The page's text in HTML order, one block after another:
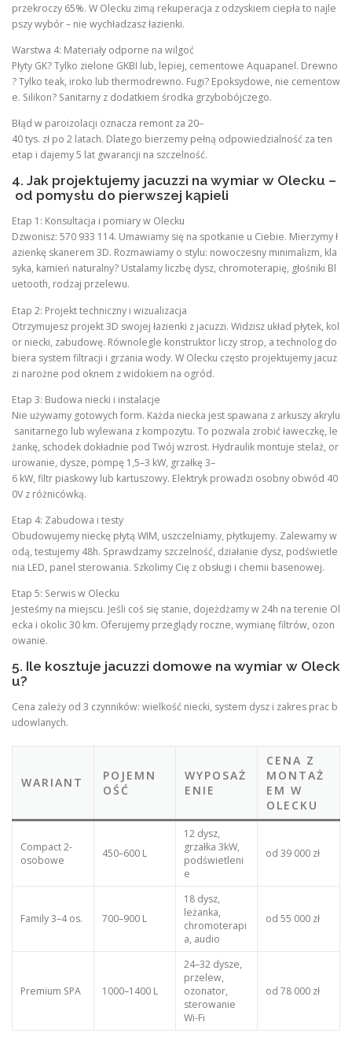
przekroczy 65%. W Olecku zimą rekuperacja z odzyskiem ciepła to najle
pszy wybór – nie wychładzasz łazienki.
Warstwa 4: Materiały odporne na wilgoć
Płyty GK? Tylko zielone GKBI lub, lepiej, cementowe Aquapanel. Drewno
? Tylko teak, iroko lub thermodrewno. Fugi? Epoksydowe, nie cementow
e. Silikon? Sanitarny z dodatkiem środka grzybobójczego.
Błąd w paroizolacji oznacza remont za 20–
40 tys. zł po 2 latach. Dlatego bierzemy pełną odpowiedzialność za ten
etap i dajemy 5 lat gwarancji na szczelność.
4. Jak projektujemy jacuzzi na wymiar w Olecku –
od pomysłu do pierwszej kąpieli
Etap 1: Konsultacja i pomiary w Olecku
Dzwonisz: 570 933 114. Umawiamy się na spotkanie u Ciebie. Mierzymy ł
azienkę skanerem 3D. Rozmawiamy o stylu: nowoczesny minimalizm, kla
syka, kamień naturalny? Ustalamy liczbę dysz, chromoterapię, głośniki Bl
uetooth, rodzaj przelewu.
Etap 2: Projekt techniczny i wizualizacja
Otrzymujesz projekt 3D swojej łazienki z jacuzzi. Widzisz układ płytek, kol
or niecki, zabudowę. Równolegle konstruktor liczy strop, a technolog do
biera system filtracji i grzania wody. W Olecku często projektujemy jacuz
zi narożne pod oknem z widokiem na ogród.
Etap 3: Budowa niecki i instalacje
Nie używamy gotowych form. Każda niecka jest spawana z arkuszy akrylu
sanitarnego lub wylewana z kompozytu. To pozwala zrobić ławeczkę, le
żankę, schodek dokładnie pod Twój wzrost. Hydraulik montuje stelaż, or
urowanie, dysze, pompę 1,5–3 kW, grzałkę 3–
6 kW, filtr piaskowy lub kartuszowy. Elektryk prowadzi osobny obwód 40
0V z różnicówką.
Etap 4: Zabudowa i testy
Obudowujemy nieckę płytą WIM, uszczelniamy, płytkujemy. Zalewamy w
odą, testujemy 48h. Sprawdzamy szczelność, działanie dysz, podświetle
nia LED, panel sterowania. Szkolimy Cię z obsługi i chemii basenowej.
Etap 5: Serwis w Olecku
Jesteśmy na miejscu. Jeśli coś się stanie, dojeżdżamy w 24h na terenie Ol
ecka i okolic 30 km. Oferujemy przeglądy roczne, wymianę filtrów, ozon
owanie.
5. Ile kosztuje jacuzzi domowe na wymiar w Oleck
u?
Cena zależy od 3 czynników: wielkość niecki, system dysz i zakres prac b
udowlanych.
WARIANT
POJEMN
OŚĆ
WYPOSAŻ
ENIE
CENA Z
MONTAŻ
EM W
OLECKU
Compact 2-
osobowe
450–600 L
12 dysz,
grzałka 3kW,
podświetleni
e
od 39 000 zł
Family 3–4 os. 700–900 L
18 dysz,
leżanka,
chromoterapi
a, audio
od 55 000 zł
Premium SPA 1000–1400 L
24–32 dysze,
przelew,
ozonator,
sterowanie
Wi-Fi
od 78 000 zł